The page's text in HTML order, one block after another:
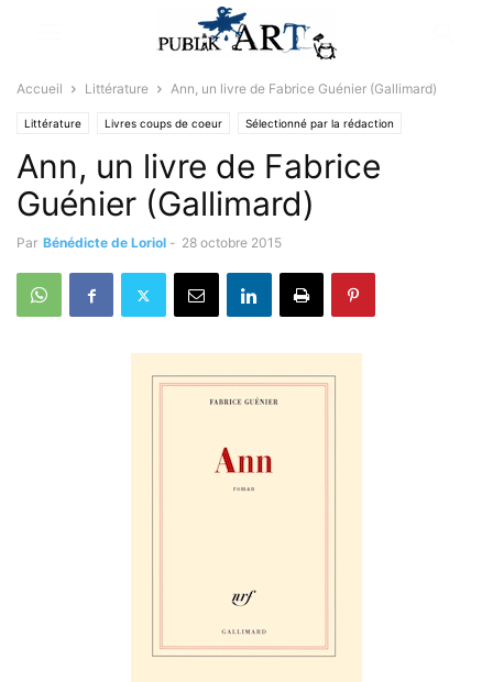
Accueil Littérature Ann, un livre de Fabrice Guénier (Gallimard)
Littérature Livres coups de coeur Sélectionné par la rédaction
Ann, un livre de Fabrice
Guénier (Gallimard)
Par Bénédicte de Loriol - 28 octobre 2015